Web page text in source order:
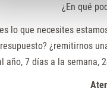
¿En qué
lo que necesites
¿remitirnos
año, 7 días a la semana,